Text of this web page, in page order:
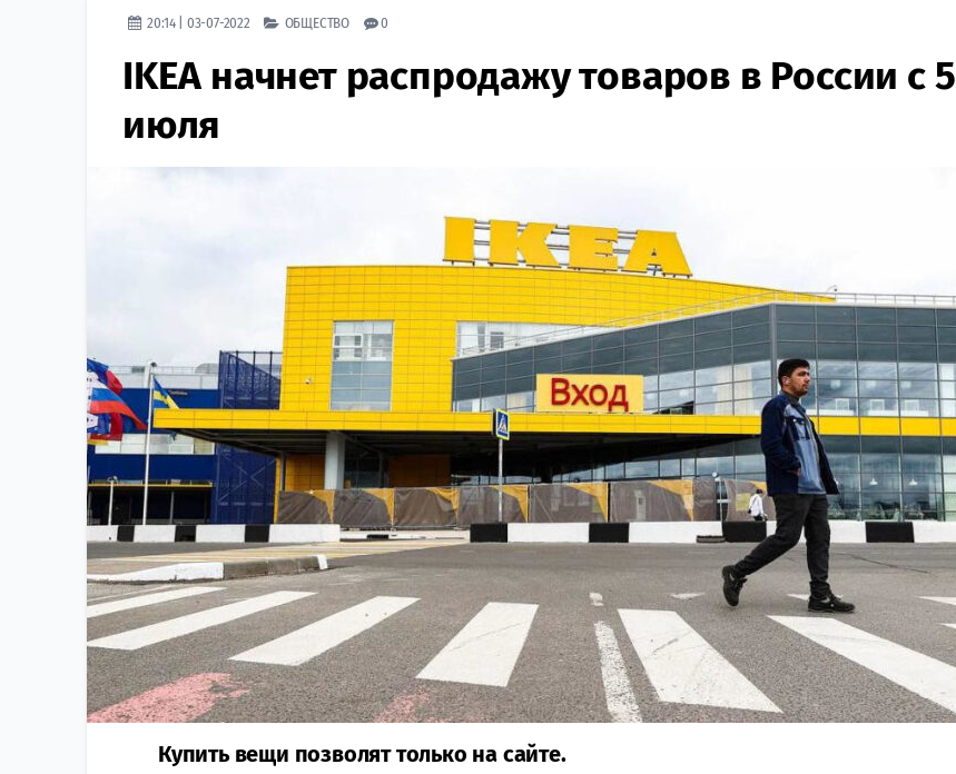
20:14 | 03-07-2022 ОБЩЕСТВО 0
IKEA начнет распродажу товаров в России с 5
июля
Купить вещи позволят только на сайте.